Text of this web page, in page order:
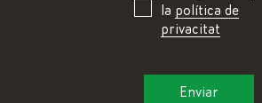
la política de
privacitat